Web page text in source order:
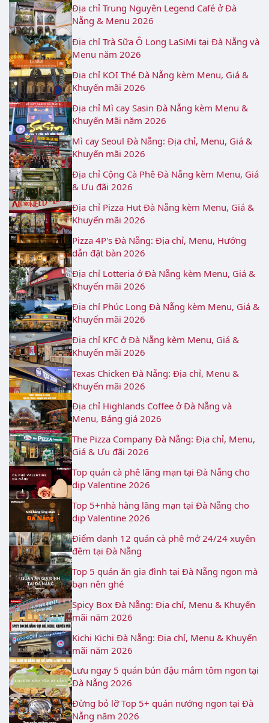
Địa chỉ Trung Nguyên Legend Café ở Đà
Nẵng & Menu 2026
Địa chỉ Trà Sữa Ô Long LaSiMi tại Đà Nẵng và
Menu năm 2026
Địa chỉ KOI Thé Đà Nẵng kèm Menu, Giá &
Khuyến mãi 2026
Địa chỉ Mì cay Sasin Đà Nẵng kèm Menu &
Khuyến Mãi năm 2026
Mì cay Seoul Đà Nẵng: Địa chỉ, Menu, Giá &
Khuyến mãi 2026
Địa chỉ Cộng Cà Phê Đà Nẵng kèm Menu, Giá
& Ưu đãi 2026
Địa chỉ Pizza Hut Đà Nẵng kèm Menu, Giá &
Khuyến mãi 2026
Pizza 4P's Đà Nẵng: Địa chỉ, Menu, Hướng
dẫn đặt bàn 2026
Địa chỉ Lotteria ở Đà Nẵng kèm Menu, Giá &
Khuyến mãi 2026
Địa chỉ Phúc Long Đà Nẵng kèm Menu, Giá &
Khuyến mãi 2026
Địa chỉ KFC ở Đà Nẵng kèm Menu, Giá &
Khuyến mãi 2026
Texas Chicken Đà Nẵng: Địa chỉ, Menu &
Khuyến mãi 2026
Địa chỉ Highlands Coffee ở Đà Nẵng và
Menu, Bảng giá 2026
The Pizza Company Đà Nẵng: Địa chỉ, Menu,
Giá & Ưu đãi 2026
Top quán cà phê lãng mạn tại Đà Nẵng cho
dịp Valentine 2026
Top 5+nhà hàng lãng mạn tại Đà Nẵng cho
dịp Valentine 2026
Điểm danh 12 quán cà phê mở 24/24 xuyên
đêm tại Đà Nẵng
Top 5 quán ăn gia đình tại Đà Nẵng ngon mà
bạn nên ghé
Spicy Box Đà Nẵng: Địa chỉ, Menu & Khuyến
mãi năm 2026
Kichi Kichi Đà Nẵng: Địa chỉ, Menu & Khuyến
mãi năm 2026
Lưu ngay 5 quán bún đậu mắm tôm ngon tại
Đà Nẵng 2026
Đừng bỏ lỡ Top 5+ quán nướng ngon tại Đà
Nẵng năm 2026